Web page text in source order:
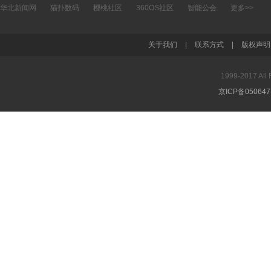
华北新闻网
猫扑数码 樱桃社区 360OS社区 智能公会 更多>>
关于我们 联系方式 版权声明
1999-2017 All
京ICP备